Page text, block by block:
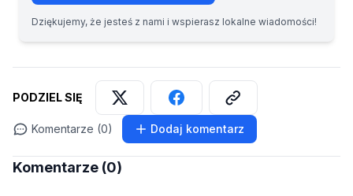
Dziękujemy, że jesteś z nami i wspierasz lokalne wiadomości!
PODZIEL SIĘ
Komentarze (0) Dodaj komentarz
Komentarze (0)